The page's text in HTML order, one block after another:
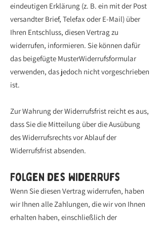
eindeutigen Erklärung (z. B. ein mit der Post
versandter Brief, Telefax oder E-Mail) über
Ihren Entschluss, diesen Vertrag zu
widerrufen, informieren. Sie können dafür
das beigefügte MusterWiderrufsformular
verwenden, das jedoch nicht vorgeschrieben
ist.
Zur Wahrung der Widerrufsfrist reicht es aus,
dass Sie die Mitteilung über die Ausübung
des Widerrufsrechts vor Ablauf der
Widerrufsfrist absenden.
Folgen des Widerrufs
Wenn Sie diesen Vertrag widerrufen, haben
wir Ihnen alle Zahlungen, die wir von Ihnen
erhalten haben, einschließlich der